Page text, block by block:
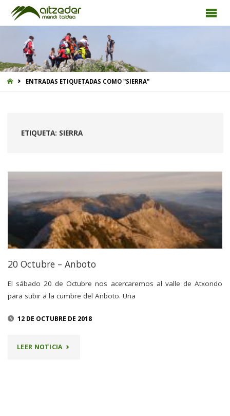
INICIOENTRADAS ETIQUETADAS COMO "SIERRA"
ETIQUETA: SIERRA
20 Octubre – Anboto
El sábado 20 de Octubre nos acercaremos al valle de Atxondo
para subir a la cumbre del Anboto. Una
12 DE OCTUBRE DE 2018
LEER NOTICIA"20